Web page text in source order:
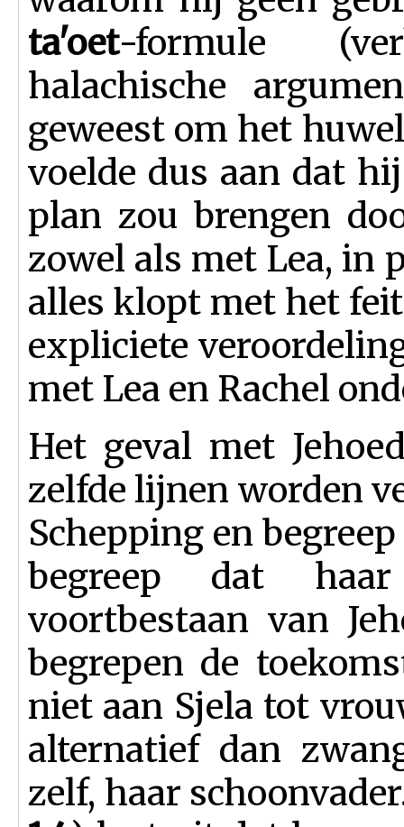
ta'oet-formule
halachische
geweest om het
voelde dus aan dat
plan zou brengen
zowel als met Lea, in
alles klopt met het
expliciete
met Lea en Rachel
Het geval met
zelfde lijnen worden
Schepping en
begreep dat
voortbestaan van
begrepen de
niet aan Sjela tot
alternatief dan
zelf, haar